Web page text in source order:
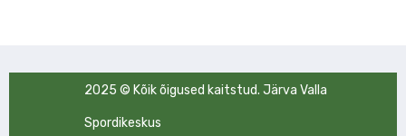
2025 © Kõik õigused kaitstud. Järva Valla
Spordikeskus